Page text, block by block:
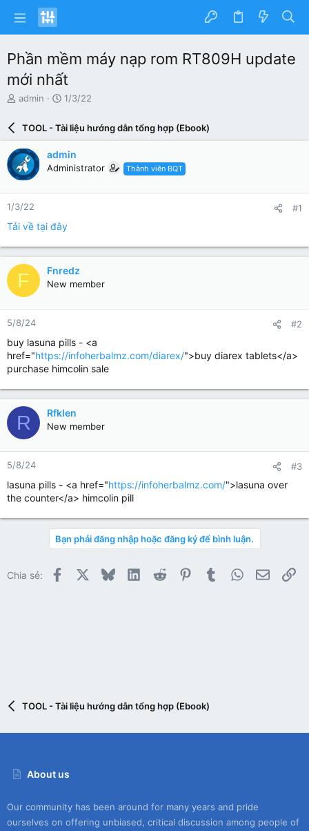
Phần mềm máy nạp rom RT809H update
mới nhất
N
ư
i
k
h
ở
i
t
ạ
admin
N
à
y
ử
i
1/3/22
TOOL - Tài liệu hướng dẫn tổng hợp (Ebook)
admin
Administrator Thành viên BQT
1/3/22 #1
Tải về tại đây
F Fnredz
New member
5/8/24 #2
buy lasuna pills - <a
href="https://infoherbalmz.com/diarex/">buy diarex tablets</a>
purchase himcolin sale
R Rfklen
New member
5/8/24 #3
lasuna pills - <a href="https://infoherbalmz.com/">lasuna over
the counter</a> himcolin pill
Bạn phải đăng nhập hoặc đăng ký để bình luận.
Chia sẻ: Facebook BlueskyLinkedInReddit PinterestTumblrWhatsApp
Email
TOOL - Tài liệu hướng dẫn tổng hợp (Ebook)
About us
Our community has been around for many years and pride
ourselves on offering unbiased, critical discussion among people of